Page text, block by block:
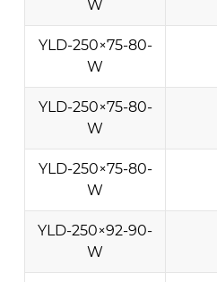
W
YLD-250×75-80-
W
YLD-250×75-80-
W
YLD-250×75-80-
W
YLD-250×92-90-
W